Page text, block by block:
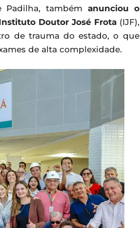
Padilha, também anunciou o
Doutor José Frota(IJF),
de trauma do estado, o que
de alta complexidade.